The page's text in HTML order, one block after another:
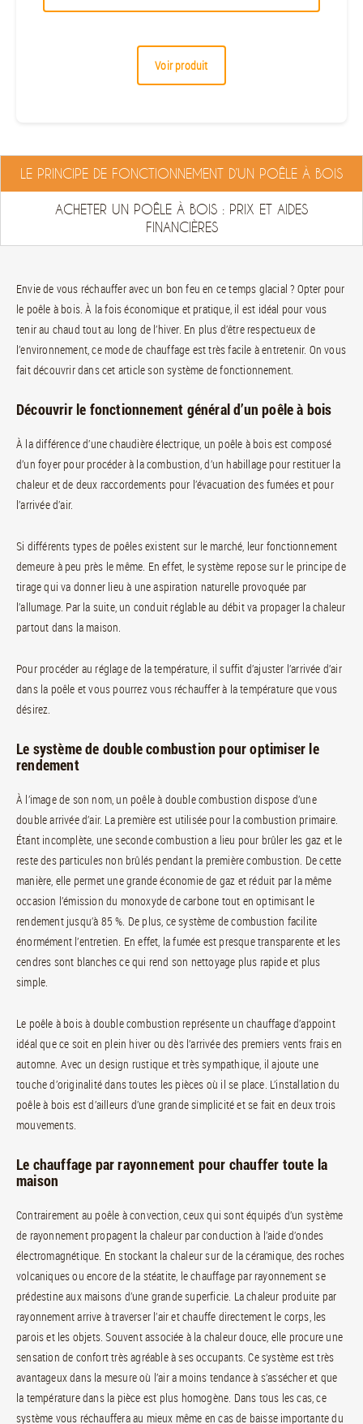
Voir produit
LE PRINCIPE DE FONCTIONNEMENT D’UN POÊLE À BOIS
ACHETER UN POÊLE À BOIS : PRIX ET AIDES
FINANCIÈRES
Envie de vous réchauffer avec un bon feu en ce temps glacial ? Opter pour
le poêle à bois. À la fois économique et pratique, il est idéal pour vous
tenir au chaud tout au long de l’hiver. En plus d’être respectueux de
l’environnement, ce mode de chauffage est très facile à entretenir. On vous
fait découvrir dans cet article son système de fonctionnement.
Découvrir le fonctionnement général d’un poêle à bois
À la différence d’une chaudière électrique, un poêle à bois est composé
d’un foyer pour procéder à la combustion, d’un habillage pour restituer la
chaleur et de deux raccordements pour l’évacuation des fumées et pour
l’arrivée d’air.
Si différents types de poêles existent sur le marché, leur fonctionnement
demeure à peu près le même. En effet, le système repose sur le principe de
tirage qui va donner lieu à une aspiration naturelle provoquée par
l’allumage. Par la suite, un conduit réglable au débit va propager la chaleur
partout dans la maison.
Pour procéder au réglage de la température, il suffit d’ajuster l’arrivée d’air
dans la poêle et vous pourrez vous réchauffer à la température que vous
désirez.
Le système de double combustion pour optimiser le
rendement
À l’image de son nom, un poêle à double combustion dispose d’une
double arrivée d’air. La première est utilisée pour la combustion primaire.
Étant incomplète, une seconde combustion a lieu pour brûler les gaz et le
reste des particules non brûlés pendant la première combustion. De cette
manière, elle permet une grande économie de gaz et réduit par la même
occasion l’émission du monoxyde de carbone tout en optimisant le
rendement jusqu’à 85 %. De plus, ce système de combustion facilite
énormément l’entretien. En effet, la fumée est presque transparente et les
cendres sont blanches ce qui rend son nettoyage plus rapide et plus
simple.
Le poêle à bois à double combustion représente un chauffage d’appoint
idéal que ce soit en plein hiver ou dès l’arrivée des premiers vents frais en
automne. Avec un design rustique et très sympathique, il ajoute une
touche d’originalité dans toutes les pièces où il se place. L’installation du
poêle à bois est d’ailleurs d’une grande simplicité et se fait en deux trois
mouvements.
Le chauffage par rayonnement pour chauffer toute la
maison
Contrairement au poêle à convection, ceux qui sont équipés d’un système
de rayonnement propagent la chaleur par conduction à l’aide d’ondes
électromagnétique. En stockant la chaleur sur de la céramique, des roches
volcaniques ou encore de la stéatite, le chauffage par rayonnement se
prédestine aux maisons d’une grande superficie. La chaleur produite par
rayonnement arrive à traverser l’air et chauffe directement le corps, les
parois et les objets. Souvent associée à la chaleur douce, elle procure une
sensation de confort très agréable à ses occupants. Ce système est très
avantageux dans la mesure où l’air a moins tendance à s’assécher et que
la température dans la pièce est plus homogène. Dans tous les cas, ce
système vous réchauffera au mieux même en cas de baisse importante du